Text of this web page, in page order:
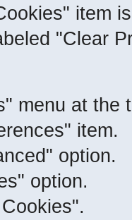
item
"Clear
menu at the
item.
option.
option.